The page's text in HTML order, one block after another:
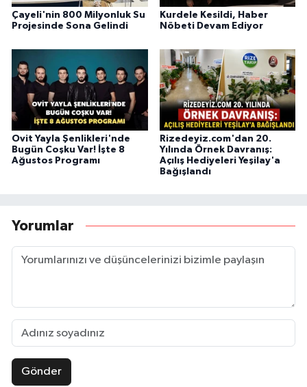
Çayeli'nin 800 Milyonluk Su
Projesinde Sona Gelindi
Kurdele Kesildi, Haber
Nöbeti Devam Ediyor
Ovit Yayla Şenlikleri'nde
Bugün Coşku Var! İşte 8
Ağustos Programı
Rizedeyiz.com'dan 20.
Yılında Örnek Davranış:
Açılış Hediyeleri Yeşilay'a
Bağışlandı
Yorumlar
Gönder